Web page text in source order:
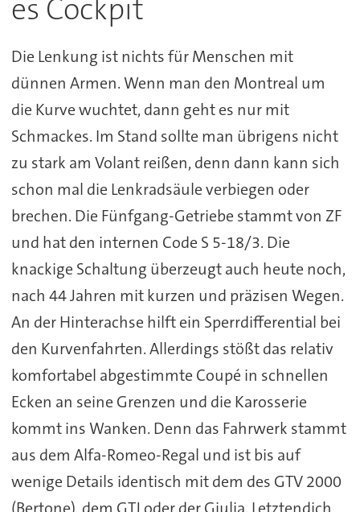
es Cockpit
Die Lenkung ist nichts für Menschen mit
dünnen Armen. Wenn man den Montreal um
die Kurve wuchtet, dann geht es nur mit
Schmackes. Im Stand sollte man übrigens nicht
zu stark am Volant reißen, denn dann kann sich
schon mal die Lenkradsäule verbiegen oder
brechen. Die Fünfgang-Getriebe stammt von ZF
und hat den internen Code S 5-18/3. Die
knackige Schaltung überzeugt auch heute noch,
nach 44 Jahren mit kurzen und präzisen Wegen.
An der Hinterachse hilft ein Sperrdifferential bei
den Kurvenfahrten. Allerdings stößt das relativ
komfortabel abgestimmte Coupé in schnellen
Ecken an seine Grenzen und die Karosserie
kommt ins Wanken. Denn das Fahrwerk stammt
aus dem Alfa-Romeo-Regal und ist bis auf
wenige Details identisch mit dem des GTV 2000